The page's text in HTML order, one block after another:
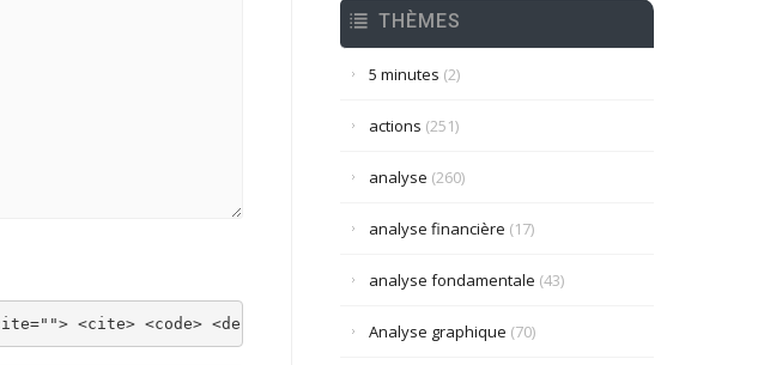
<cite> <code> <del datetime=""> <em> <i> <q cite=""> <strike> <strong>
THÈMES
5 minutes (2)
actions (251)
analyse (260)
analyse financière (17)
analyse fondamentale (43)
Analyse graphique (70)